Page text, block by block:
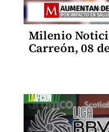
Milenio
Carreón, 08